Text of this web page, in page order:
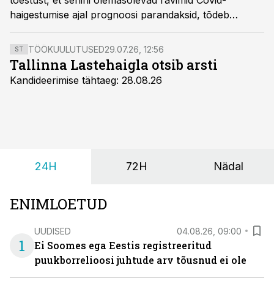
haigestumise ajal prognoosi parandaksid, tõdeb
kardioloog Anu Hedman ESC 2021 muljeid kokku
võttes.
ST TÖÖKUULUTUSED29.07.26, 12:56
Tallinna Lastehaigla otsib arsti
Kandideerimise tähtaeg: 28.08.26
24H 72H Nädal
ENIMLOETUD
1
UUDISED 04.08.26, 09:00
Ei Soomes ega Eestis registreeritud
puukborrelioosi juhtude arv tõusnud ei ole